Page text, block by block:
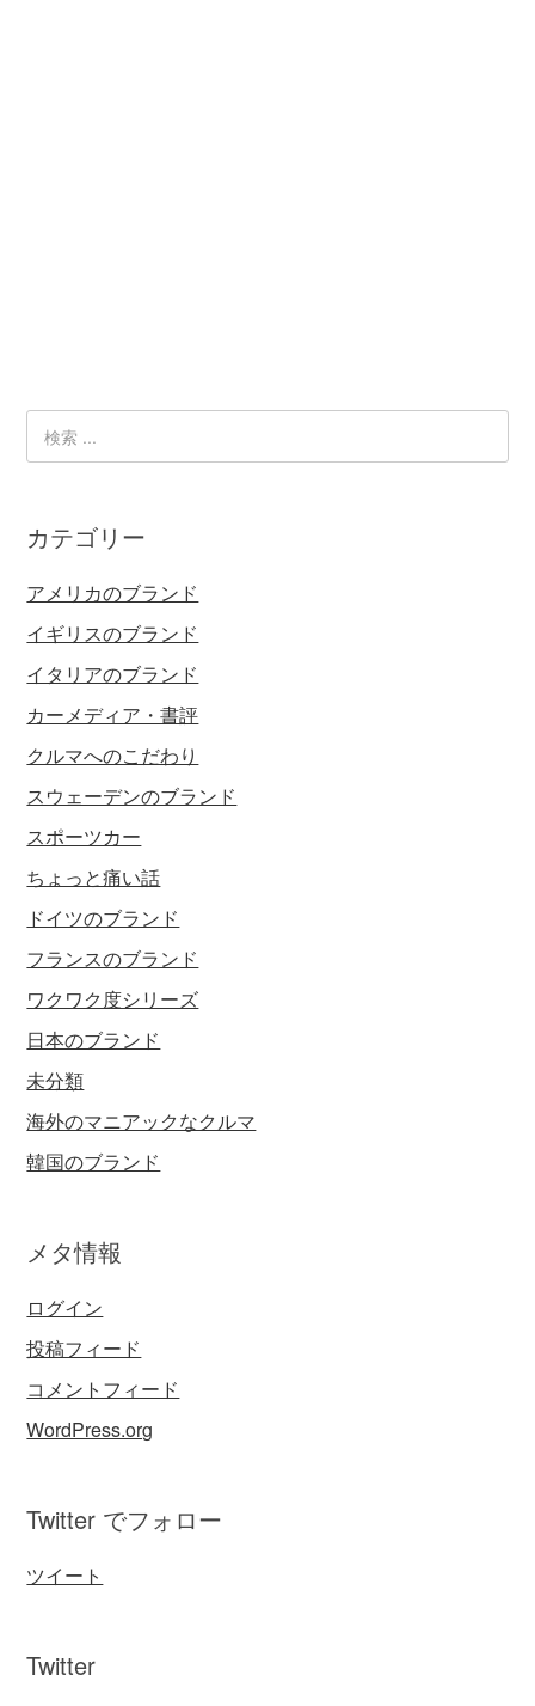
カテゴリー
アメリカのブランド
イギリスのブランド
イタリアのブランド
カーメディア・書評
クルマへのこだわり
スウェーデンのブランド
スポーツカー
ちょっと痛い話
ドイツのブランド
フランスのブランド
ワクワク度シリーズ
日本のブランド
未分類
海外のマニアックなクルマ
韓国のブランド
メタ情報
ログイン
投稿フィード
コメントフィード
WordPress.org
Twitter でフォロー
ツイート
Twitter